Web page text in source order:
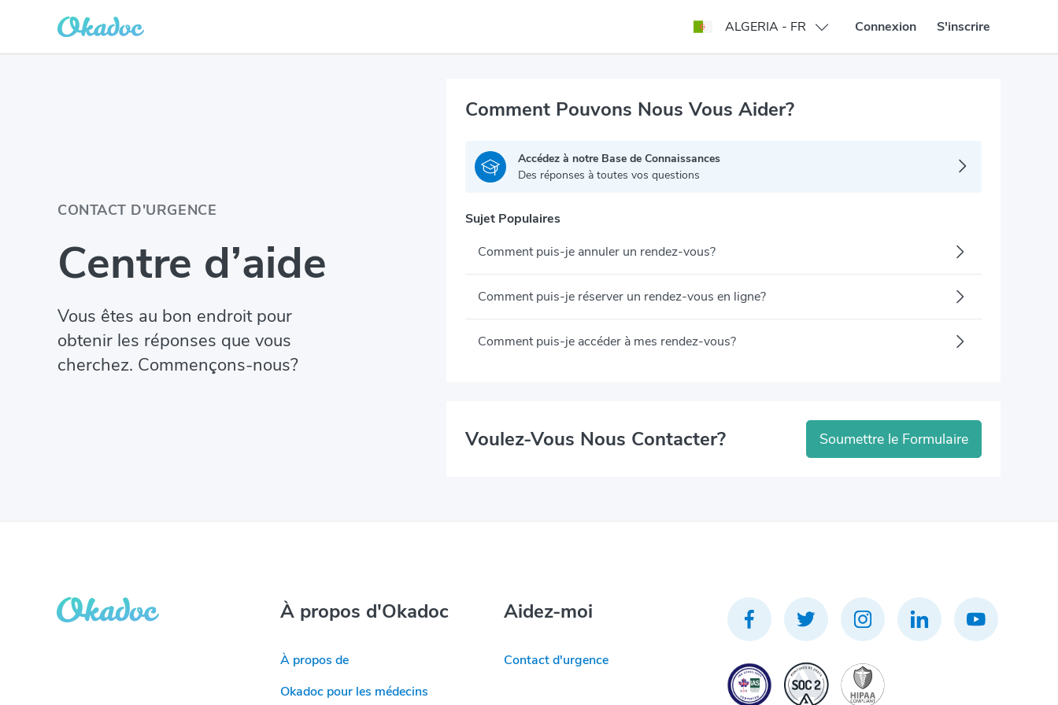
ALGERIA - FR Connexion S'inscrire
CONTACT D'URGENCE
Centre d’aide
Vous êtes au bon endroit pour
obtenir les réponses que vous
cherchez. Commençons-nous?
Comment Pouvons Nous Vous Aider?
Accédez à notre Base de Connaissances
Des réponses à toutes vos questions
Sujet Populaires
Comment puis-je annuler un rendez-vous?
Comment puis-je réserver un rendez-vous en ligne?
Comment puis-je accéder à mes rendez-vous?
Voulez-Vous Nous Contacter? Soumettre le Formulaire
À propos d'Okadoc
À propos de
Okadoc pour les médecins
Aidez-moi
Contact d'urgence